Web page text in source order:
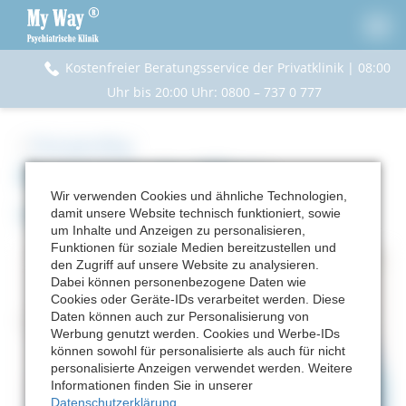
Kostenfreier Beratungsservice der Privatklinik | 08:00
Uhr bis 20:00 Uhr: 0800 – 737 0 777
Burnout in der Pflege
verstehen und erkennen
Wir verwenden Cookies und ähnliche Technologien,
damit unsere Website technisch funktioniert, sowie
um Inhalte und Anzeigen zu personalisieren,
Funktionen für soziale Medien bereitzustellen und
den Zugriff auf unsere Website zu analysieren.
Dabei können personenbezogene Daten wie
Cookies oder Geräte-IDs verarbeitet werden. Diese
Daten können auch zur Personalisierung von
Werbung genutzt werden. Cookies und Werbe-IDs
können sowohl für personalisierte als auch für nicht
personalisierte Anzeigen verwendet werden. Weitere
Informationen finden Sie in unserer
Datenschutzerklärung.